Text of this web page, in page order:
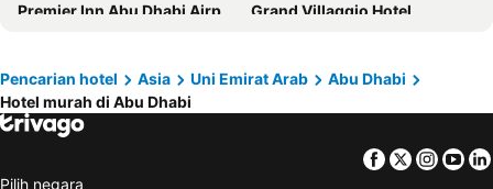
Premier Inn Abu Dhabi Airport Business Park
Grand Villaggio Hotel
Millennium Downtown
Grand Millennium Al Wahda
Howard Johnson by Wyndham Abu Dhabi
Emirates Palace Mandarin Oriental, Abu Dhabi
Intercontinental Hotels Abu Dhabi By Ihg
Pencarian hotel Asia Uni Emirat Arab
Abu Dhabi
Hotel murah di Abu Dhabi
Facebook
Twitter
Pilih negara